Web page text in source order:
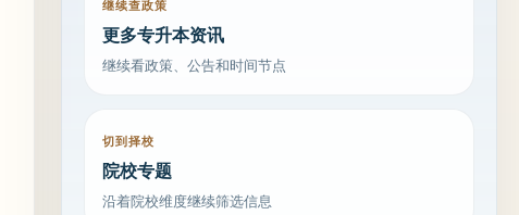
继续查政策
更多专升本资讯
继续看政策、公告和时间节点
切到择校
院校专题
沿着院校维度继续筛选信息